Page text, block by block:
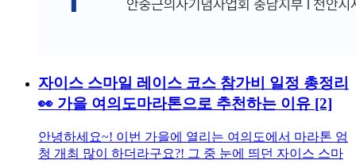
자이스 스마일 레이스 코스 참가비 일정 총정리
👀 가을 여의도마라톤으로 추천하는 이유 [2]
안녕하세요~! 이번 가을에 열리는 여의도에서 마라톤 엄
청 개최 많이 하더라구요?! 그 중 눈에 띄던 자이스 스마